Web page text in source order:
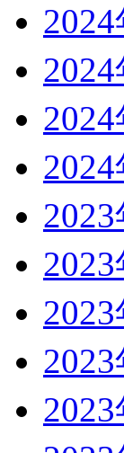
2024
2024
2024
2024
2023
2023
2023
2023
2023